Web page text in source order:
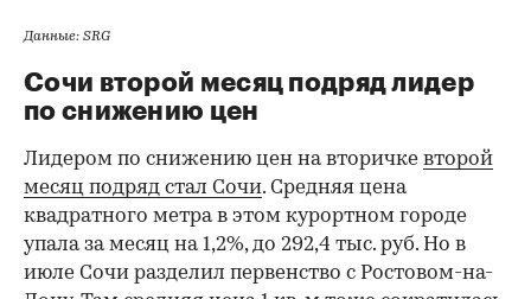
Данные: SRG
Сочи второй месяц подряд лидер
по снижению цен
Лидером по снижению цен на вторичке второй
месяц подряд стал Сочи. Средняя цена
квадратного метра в этом курортном городе
упала за месяц на 1,2%, до 292,4 тыс. руб. Но в
июле Сочи разделил первенство с Ростовом-на-